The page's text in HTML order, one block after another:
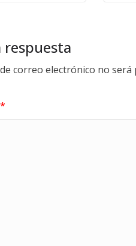
respuesta
correo electrónico no será
*